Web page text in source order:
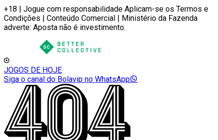
+18 | Jogue com responsabilidade Aplicam-se os Termos e
Condições | Conteúdo Comercial | Ministério da Fazenda
adverte: Aposta não é investimento.
JOGOS DE HOJE
Siga o canal do Bolavip no WhatsApp